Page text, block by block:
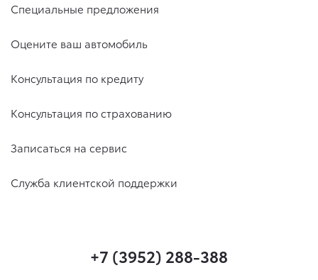
Специальные предложения
Оцените ваш автомобиль
Консультация по кредиту
Консультация по страхованию
Записаться на сервис
Служба клиентской поддержки
+7 (3952) 288-388